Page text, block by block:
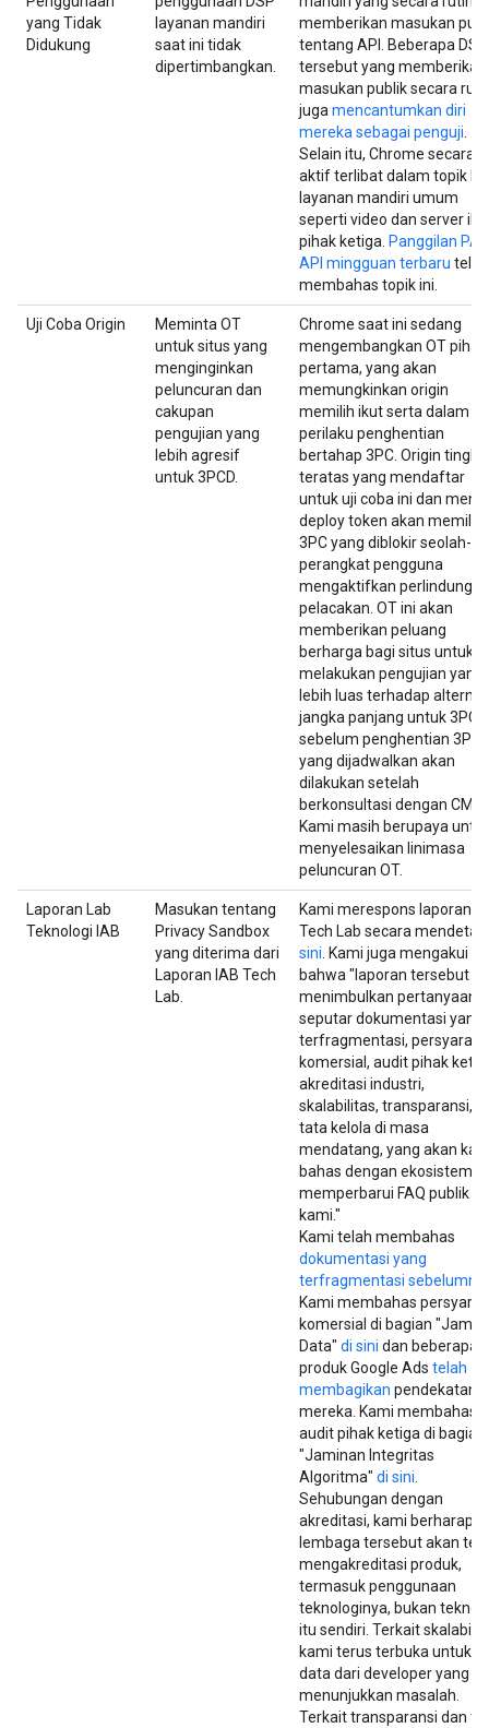
yang Tidak
Didukung
layanan mandiri
saat ini tidak
dipertimbangkan.
memberikan masukan
tentang API. Beberapa DSP
tersebut yang memberikan
masukan publik secara
juga mencantumkan diri
mereka sebagai penguji
Selain itu, Chrome secara
aktif terlibat dalam topik
layanan mandiri umum
seperti video dan server
pihak ketiga. Panggilan PA
API mingguan terbaru telah
membahas topik ini.
Uji Coba Origin
Meminta OT
untuk situs yang
menginginkan
peluncuran dan
cakupan
pengujian yang
lebih agresif
untuk 3PCD.
Chrome saat ini sedang
mengembangkan OT pihak
pertama, yang akan
memungkinkan origin
memilih ikut serta dalam
perilaku penghentian
bertahap 3PC. Origin
teratas yang mendaftar
untuk uji coba ini dan men-
deploy token akan memiliki
3PC yang diblokir seolah-
perangkat pengguna
mengaktifkan perlindungan
pelacakan. OT ini akan
memberikan peluang
berharga bagi situs untuk
melakukan pengujian yang
lebih luas terhadap
jangka panjang untuk 3PC,
sebelum penghentian 3PC
yang dijadwalkan akan
dilakukan setelah
berkonsultasi dengan CMA.
Kami masih berupaya
menyelesaikan linimasa
peluncuran OT.
Laporan Lab
Teknologi IAB
Masukan tentang
Privacy Sandbox
yang diterima dari
Laporan IAB Tech
Lab.
Kami merespons laporan
Tech Lab secara mendetail
sini . Kami juga mengakui
bahwa "laporan tersebut
menimbulkan pertanyaan
seputar dokumentasi yang
terfragmentasi,
komersial, audit pihak
akreditasi industri,
skalabilitas, transparansi,
tata kelola di masa
mendatang, yang akan
bahas dengan ekosistem
memperbarui FAQ publik
kami."
Kami telah membahas
dokumentasi yang
terfragmentasi
Kami membahas
komersial di bagian
Data" di sini dan beberapa
produk Google Ads telah
membagikan pendekatan
mereka. Kami membahas
audit pihak ketiga di bagian
"Jaminan Integritas
Algoritma" di sini
Sehubungan dengan
akreditasi, kami berharap
lembaga tersebut akan
mengakreditasi produk,
termasuk penggunaan
teknologinya, bukan
itu sendiri. Terkait
kami terus terbuka untuk
data dari developer yang
menunjukkan masalah.
Terkait transparansi dan